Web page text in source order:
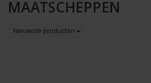
MAATSCHEPPEN
Nieuwste producten